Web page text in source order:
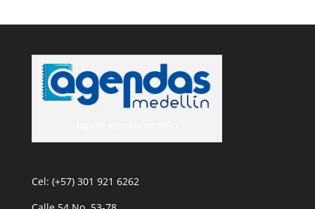
Cel: (+57) 301 921 6262